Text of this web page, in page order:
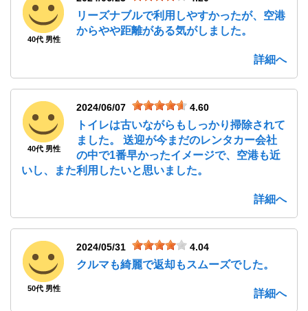
40代 男性
リーズナブルで利用しやすかったが、空港
からやや距離がある気がしました。
詳細へ
40代 男性
2024/06/07 4.60
トイレは古いながらもしっかり掃除されて
ました。 送迎が今まだのレンタカー会社
の中で1番早かったイメージで、空港も近
いし、また利用したいと思いました。
詳細へ
50代 男性
2024/05/31 4.04
クルマも綺麗で返却もスムーズでした。
詳細へ